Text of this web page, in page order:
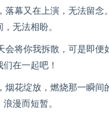
落幕又在上演，无法留念
无法相盼。
会将你我拆散，可是即便
在一起吧！
烟花绽放，燃烧那一瞬间
浪漫而短暂。